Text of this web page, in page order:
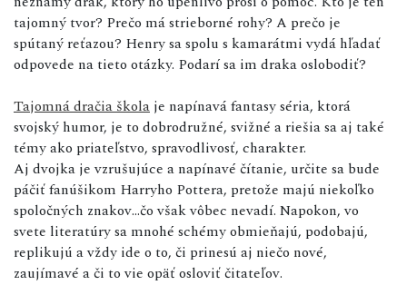
tajomný tvor? Prečo má strieborné rohy? A prečo je
spútaný reťazou? Henry sa spolu s kamarátmi vydá hľadať
odpovede na tieto otázky. Podarí sa im draka oslobodiť?
Tajomná dračia škola je napínavá fantasy séria, ktorá
svojský humor, je to dobrodružné, svižné a riešia sa aj také
témy ako priateľstvo, spravodlivosť, charakter.
Aj dvojka je vzrušujúce a napínavé čítanie, určite sa bude
páčiť fanúšikom Harryho Pottera, pretože majú niekoľko
spoločných znakov...čo však vôbec nevadí. Napokon, vo
svete literatúry sa mnohé schémy obmieňajú, podobajú,
replikujú a vždy ide o to, či prinesú aj niečo nové,
zaujímavé a či to vie opäť osloviť čitateľov.